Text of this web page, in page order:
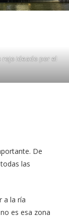
rojo ideado por el
De
las
a la ría
es esa zona